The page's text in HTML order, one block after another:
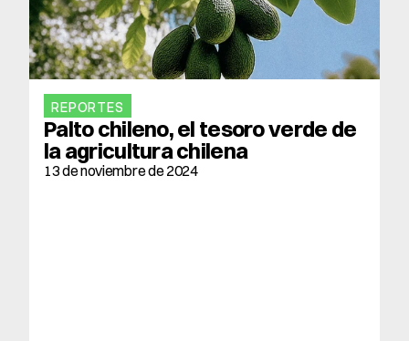
REPORTES
Palto chileno, el tesoro verde de
la agricultura chilena
13 de noviembre de 2024